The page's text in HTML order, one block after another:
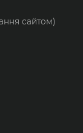
сайтом)